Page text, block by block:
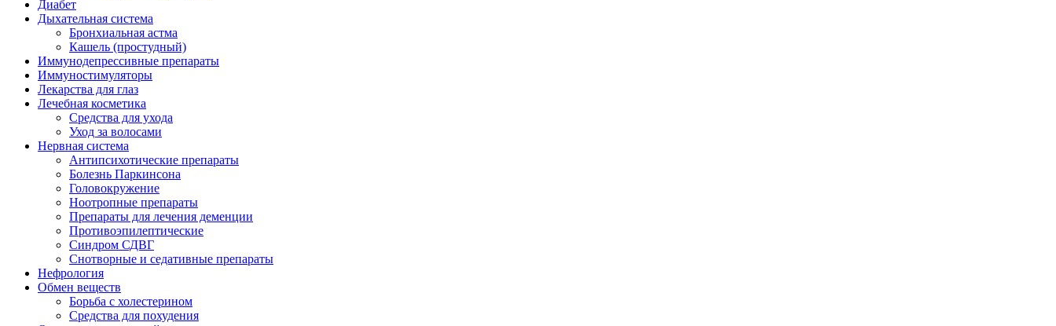
Диабет
Дыхательная система
Бронхиальная астма
Кашель (простудный)
Иммунодепрессивные препараты
Иммуностимуляторы
Лекарства для глаз
Лечебная косметика
Средства для ухода
Уход за волосами
Нервная система
Антипсихотические препараты
Болезнь Паркинсона
Головокружение
Ноотропные препараты
Препараты для лечения деменции
Противоэпилептические
Синдром СДВГ
Снотворные и седативные препараты
Нефрология
Обмен веществ
Борьба с холестерином
Средства для похудения